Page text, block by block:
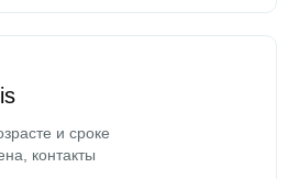
и сроке
контакты